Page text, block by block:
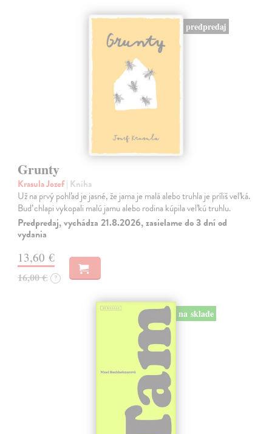
predpredaj
Grunty
Krasula Jozef| Kniha
Už na prvý pohľad je jasné, že jama je malá alebo truhla je príliš veľká.
Buď chlapi vykopali malú jamu alebo rodina kúpila veľkú truhlu.
Predpredaj, vychádza 21.8.2026, zasielame do 3 dní od
vydania
13,60 €
16,00 € ?
na sklade